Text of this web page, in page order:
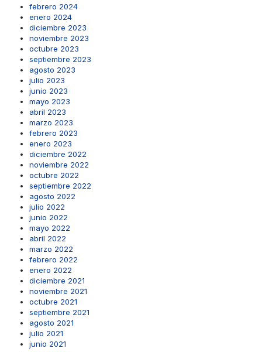
febrero 2024
enero 2024
diciembre 2023
noviembre 2023
octubre 2023
septiembre 2023
agosto 2023
julio 2023
junio 2023
mayo 2023
abril 2023
marzo 2023
febrero 2023
enero 2023
diciembre 2022
noviembre 2022
octubre 2022
septiembre 2022
agosto 2022
julio 2022
junio 2022
mayo 2022
abril 2022
marzo 2022
febrero 2022
enero 2022
diciembre 2021
noviembre 2021
octubre 2021
septiembre 2021
agosto 2021
julio 2021
junio 2021